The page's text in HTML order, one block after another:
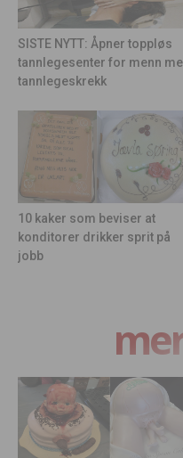
SISTE NYTT: Åpner toppløs
tannlegesenter for menn
tannlegeskrekk
10 kaker som beviser at
konditorer drikker sprit på
jobb